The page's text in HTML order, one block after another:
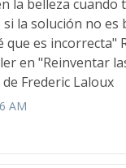
la belleza cuando
la solución no es
que es incorrecta"
en "Reinventar
Frederic Laloux
AM